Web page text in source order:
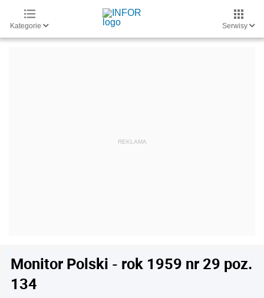
Kategorie Serwisy
Monitor Polski - rok 1959 nr 29 poz.
134